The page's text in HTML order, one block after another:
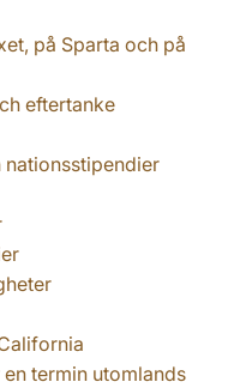
på Sparta och på
eftertanke
termin utomlands